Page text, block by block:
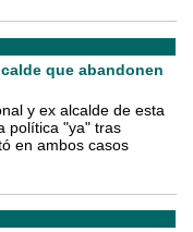
que abandonen
y ex alcalde de esta
política "ya" tras
en ambos casos